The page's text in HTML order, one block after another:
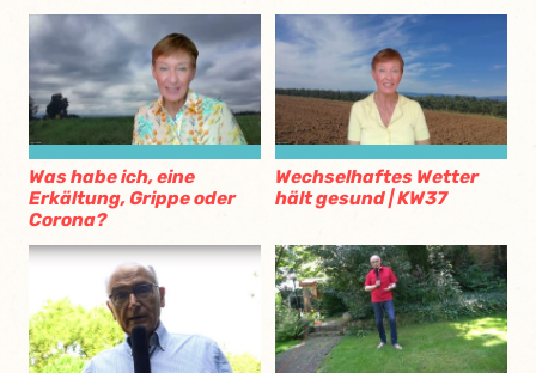
Was habe ich, eine
Erkältung, Grippe oder
Corona?
Wechselhaftes Wetter
hält gesund | KW37